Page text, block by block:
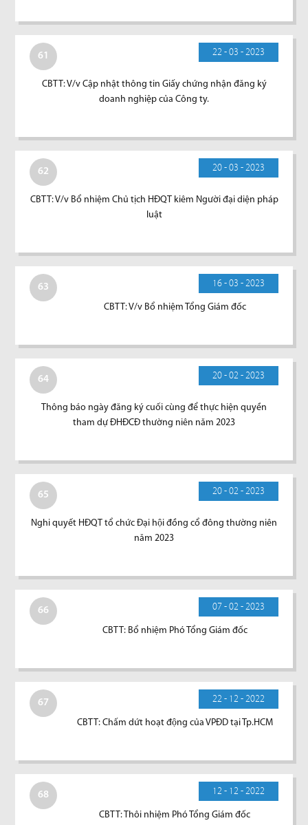
61 22 - 03 - 2023
CBTT: V/v Cập nhật thông tin Giấy chứng nhận đăng ký
doanh nghiệp của Công ty.
62 20 - 03 - 2023
CBTT: V/v Bổ nhiệm Chủ tịch HĐQT kiêm Người đại diện pháp
luật
63 16 - 03 - 2023
CBTT: V/v Bổ nhiệm Tổng Giám đốc
64 20 - 02 - 2023
Thông báo ngày đăng ký cuối cùng để thực hiện quyền
tham dự ĐHĐCĐ thường niên năm 2023
65 20 - 02 - 2023
Nghi quyết HĐQT tổ chức Đại hội đồng cổ đông thường niên
năm 2023
66 07 - 02 - 2023
CBTT: Bổ nhiệm Phó Tổng Giám đốc
67 22 - 12 - 2022
CBTT: Chấm dứt hoạt động của VPĐD tại Tp.HCM
68 12 - 12 - 2022
CBTT: Thôi nhiệm Phó Tổng Giám đốc